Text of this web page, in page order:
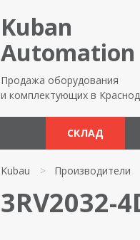
Kuban
Automation
Продажа оборудования
и комплектующих в
СКЛАД
Kubau > Производители
3RV2032-